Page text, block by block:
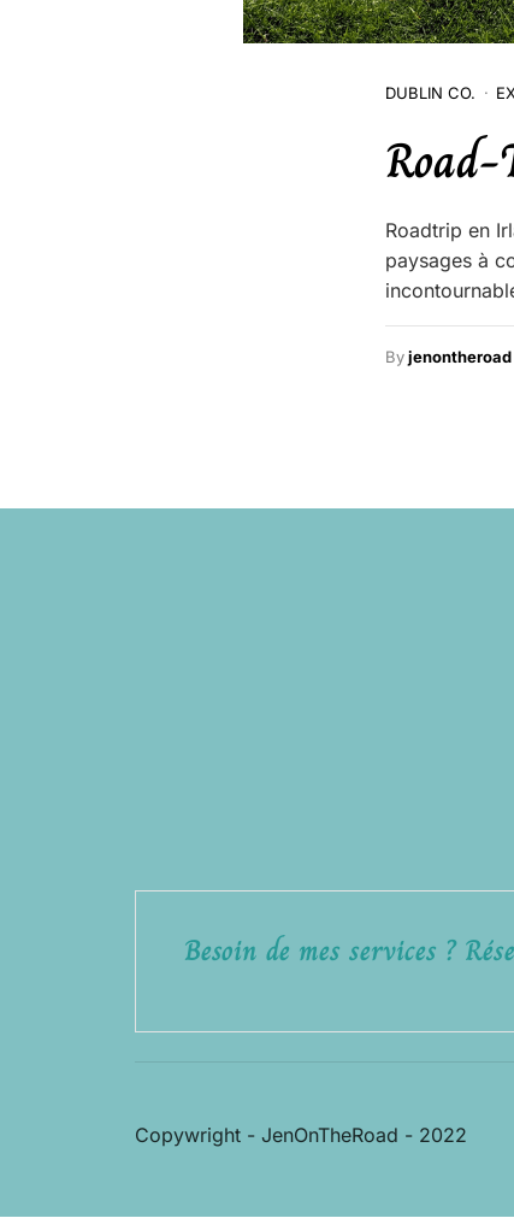
DUBLIN CO.
Roadtrip en
paysages à
Byjenontheroad
Besoin de mes services ?
Copywright - JenOnTheRoad - 2022